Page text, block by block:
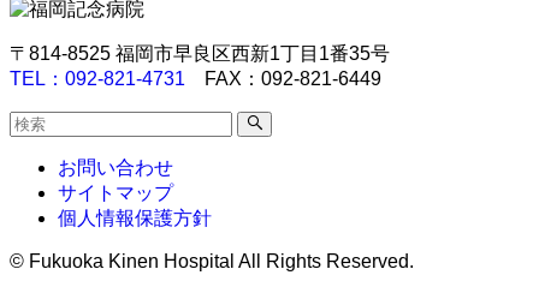
〒814-8525 福岡市早良区西新1丁目1番35号
TEL：092-821-4731 FAX：092-821-6449
お問い合わせ
サイトマップ
個人情報保護方針
© Fukuoka Kinen Hospital All Rights Reserved.